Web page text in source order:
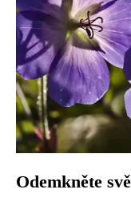
Odemkněte